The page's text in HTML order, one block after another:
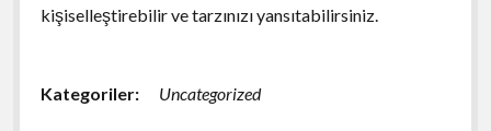
kişiselleştirebilir ve tarzınızı yansıtabilirsiniz.
Kategoriler: Uncategorized